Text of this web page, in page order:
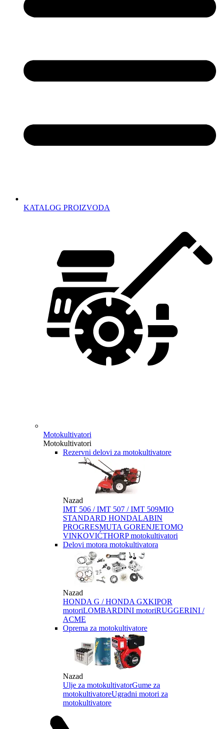
KATALOG PROIZVODA
Motokultivatori
Motokultivatori
Rezervni delovi za motokultivatore
Nazad
IMT 506 / IMT 507 / IMT 509MIO
STANDARD HONDALABIN
PROGRESMUTA GORENJETOMO
VINKOVIĆTHORP motokultivatori
Delovi motora motokultivatora
Nazad
HONDA G / HONDA GXKIPOR
motoriLOMBARDINI motoriRUGGERINI /
ACME
Oprema za motokultivatore
Nazad
Ulje za motokultivatorGume za
motokultivatoreUgradni motori za
motokultivatore